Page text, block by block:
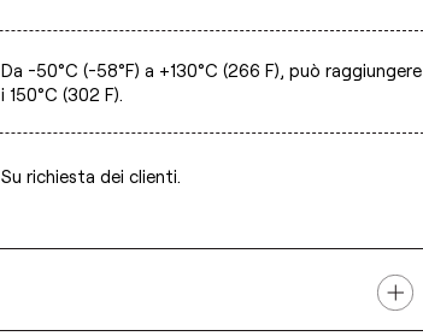
Da -50°C (-58°F) a +130°C (266 F), può raggiungere
i 150°C (302 F).
Su richiesta dei clienti.